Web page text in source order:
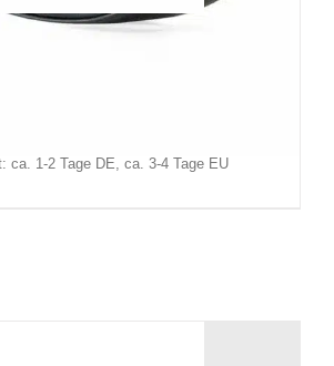
Silent Creature
ca. 1-2 Tage DE, ca. 3-4 Tage EU